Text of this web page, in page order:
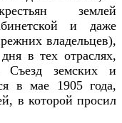
землей
и даже
владельцев),
в тех отраслях,
Съезд земских и
в мае 1905 года,
в которой просил